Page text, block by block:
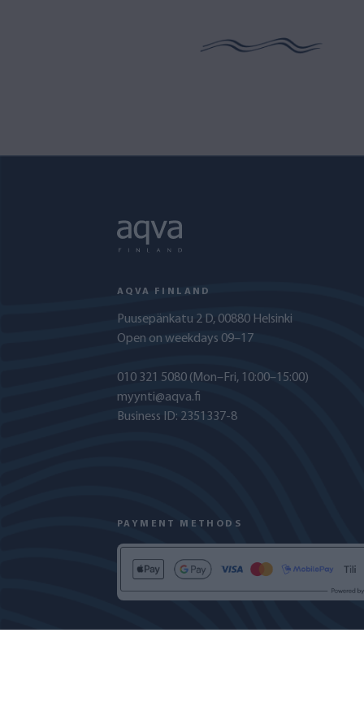
AQVA FINLAND
Puusepänkatu 2 D, 00880 Helsinki
Open on weekdays 09–17
010 321 5080 (Mon–Fri, 10:00–15:00)
myynti@aqva.fi
Business ID: 2351337-8
PAYMENT METHODS